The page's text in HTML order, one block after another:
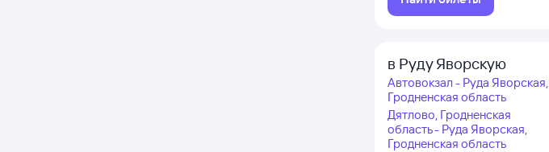
в Руду Яворскую
Автовокзал - Руда Яворская,
Гродненская область
Дятлово, Гродненская
область - Руда Яворская,
Гродненская область